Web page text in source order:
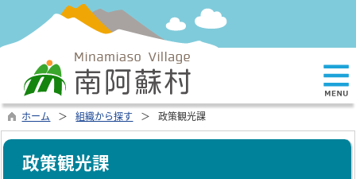
ホーム 組織から探す 政策観光課
政策観光課